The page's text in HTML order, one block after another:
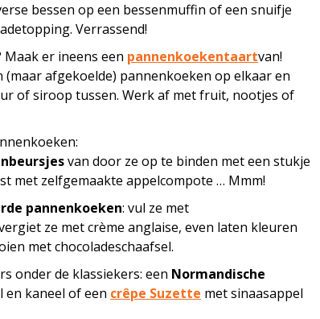
bessen op een bessenmuffin of een snuifje
Verrassend!
Maak er ineens een pannenkoekentaartvan!
(maar afgekoelde) pannenkoeken op elkaar en
of siroop tussen. Werk af met fruit, nootjes of
van door ze op te binden met een stukje
met zelfgemaakte appelcompote … Mmm!
pannenkoeken: vul ze met
ze met crème anglaise, even laten kleuren
met chocoladeschaafsel.
onder de klassiekers: een Normandische
en kaneel of een crêpe Suzette met sinaasappel